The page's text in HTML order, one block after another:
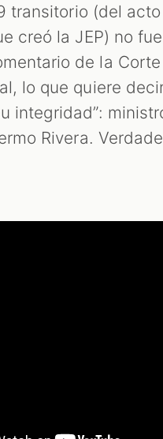
transitorio (del acto
creó la JEP) no
de la Corte
lo que quiere
integridad”:
Rivera.